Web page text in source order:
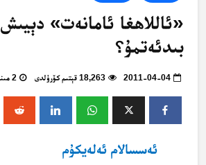
«ئاللاھغا ئامانەت» دېيىش
بىدئەتمۇ؟
2011-04-04 18,263 قېتىم كۆرۈلدى 2 مىنۇتتا ئوقۇپ بولالايسىز
ئەسسالام ئەلەيكۇم